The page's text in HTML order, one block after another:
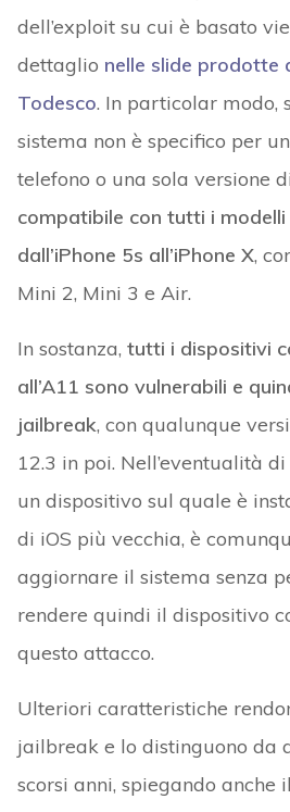
dell’exploit su cui è basato
dettaglio nelle slide prodotte
Todesco. In particolar modo,
sistema non è specifico per
telefono o una sola versione
compatibile con tutti i modelli
dall’iPhone 5s all’iPhone X,
Mini 2, Mini 3 e Air.
In sostanza, tutti i dispositivi
all’A11 sono vulnerabili e
jailbreak, con qualunque
12.3 in poi. Nell’eventualità
un dispositivo sul quale è
di iOS più vecchia, è
aggiornare il sistema senza
rendere quindi il dispositivo
questo attacco.
Ulteriori caratteristiche
jailbreak e lo distinguono da
scorsi anni, spiegando anche